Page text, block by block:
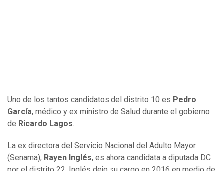
Uno de los tantos candidatos del distrito 10 es Pedro
García, médico y ex ministro de Salud durante el gobierno
de Ricardo Lagos
La ex directora del Servicio Nacional del Adulto Mayor
(Senama), Rayen Inglés, es ahora candidata a diputada DC